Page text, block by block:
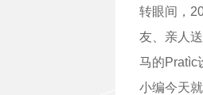
转眼间，
友、亲人
马的Pratìc
小编今天